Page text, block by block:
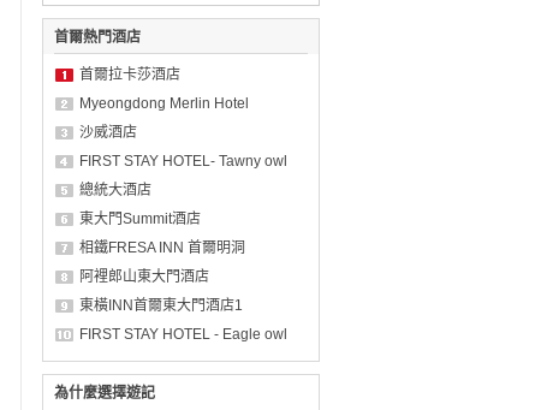
首爾熱門酒店
首爾拉卡莎酒店
Myeongdong Merlin Hotel
沙威酒店
FIRST STAY HOTEL- Tawny owl
總統大酒店
東大門Summit酒店
相鐵FRESA INN 首爾明洞
阿裡郎山東大門酒店
東橫INN首爾東大門酒店1
FIRST STAY HOTEL - Eagle owl
為什麼選擇遊記